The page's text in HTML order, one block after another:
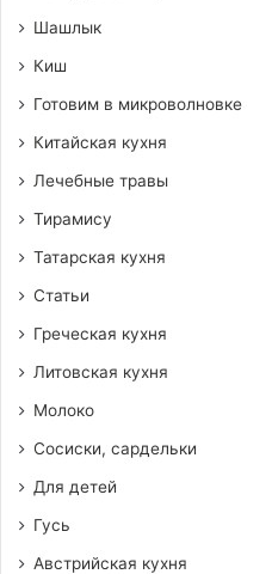
Шашлык
Киш
Готовим в микроволновке
Китайская кухня
Лечебные травы
Тирамису
Татарская кухня
Статьи
Греческая кухня
Литовская кухня
Молоко
Сосиски, сардельки
Для детей
Гусь
Австрийская кухня